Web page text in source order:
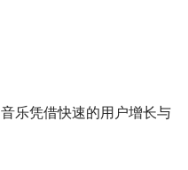
乐凭借快速的用户增长与